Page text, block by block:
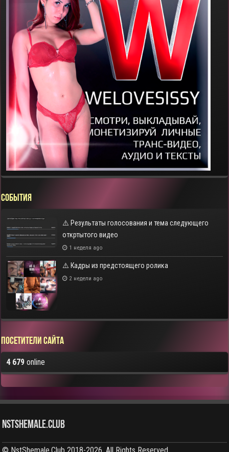
СОБЫТИЯ
⚠️ Результаты голосования и тема следующего
откртытого видео
1 неделя ago
⚠️ Кадры из предстоящего ролика
2 недели ago
Посетители сайта
4 679 online
NstShemale.Club